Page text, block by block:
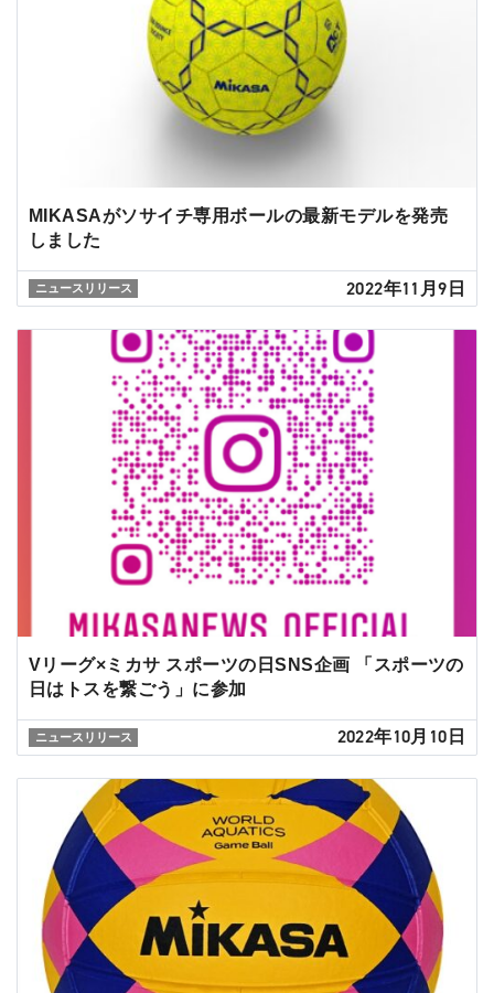
MIKASAがソサイチ専用ボールの最新モデルを発売
しました
ニュースリリース 2022年11月9日
Vリーグ×ミカサ スポーツの日SNS企画 「スポーツの
日はトスを繋ごう」に参加
ニュースリリース 2022年10月10日